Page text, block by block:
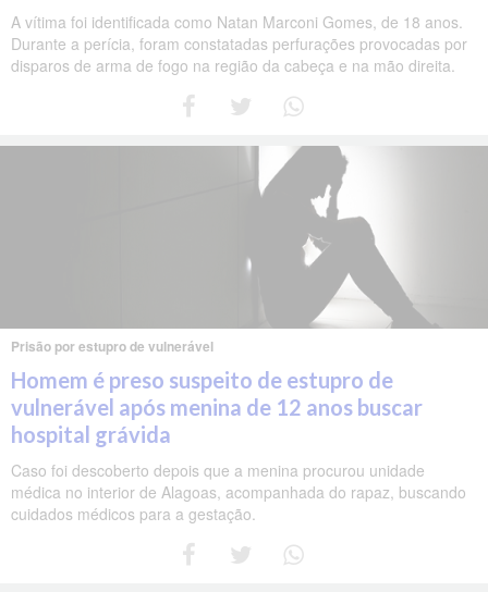
A vítima foi identificada como Natan Marconi Gomes, de 18 anos.
Durante a perícia, foram constatadas perfurações provocadas por
disparos de arma de fogo na região da cabeça e na mão direita.
Prisão por estupro de vulnerável
Homem é preso suspeito de estupro de
vulnerável após menina de 12 anos buscar
hospital grávida
Caso foi descoberto depois que a menina procurou unidade
médica no interior de Alagoas, acompanhada do rapaz, buscando
cuidados médicos para a gestação.